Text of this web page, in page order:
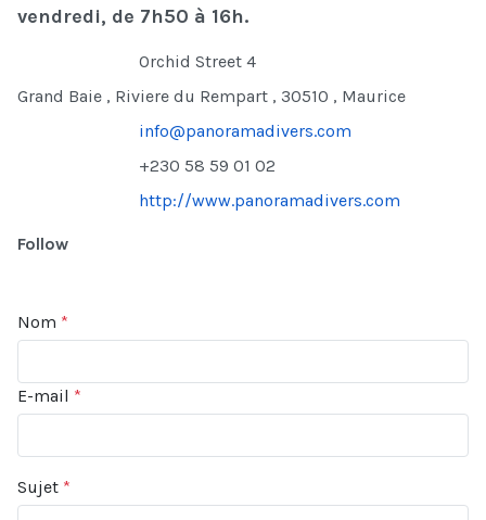
vendredi, de 7h50 à 16h.
Orchid Street 4
Grand Baie , Riviere du Rempart , 30510 , Maurice
info@panoramadivers.com
+230 58 59 01 02
http://www.panoramadivers.com
Follow
Nom *
E-mail *
Sujet *